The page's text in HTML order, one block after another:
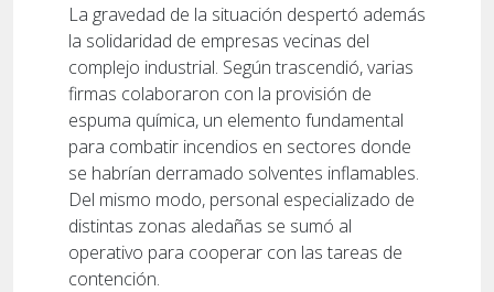
La gravedad de la situación despertó además
la solidaridad de empresas vecinas del
complejo industrial. Según trascendió, varias
firmas colaboraron con la provisión de
espuma química, un elemento fundamental
para combatir incendios en sectores donde
se habrían derramado solventes inflamables.
Del mismo modo, personal especializado de
distintas zonas aledañas se sumó al
operativo para cooperar con las tareas de
contención.